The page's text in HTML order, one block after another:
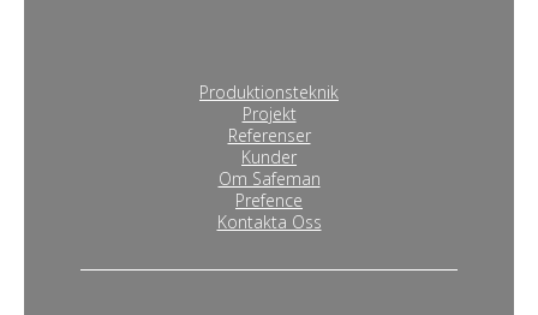
Produktionsteknik
Projekt
Referenser
Kunder
Om Safeman
Prefence
Kontakta Oss